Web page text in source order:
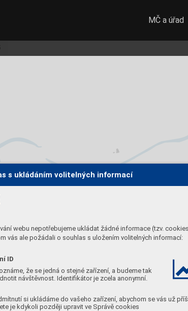
s ukládáním volitelných informací
webu nepotřebujeme ukládat žádné informace (tzv.
vás ale požádali o souhlas s uložením volitelných informací:
ID
že se jedná o stejné zařízení, a budeme tak
návštěvnost. Identifikátor je zcela anonymní.
si ukládáme do vašeho zařízení, abychom se vás už
je kdykoli později upravit ve Správě cookies
MČ a úřad